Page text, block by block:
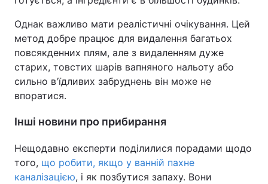
Однак важливо мати реалістичні очікування. Цей
метод добре працює для видалення багатьох
повсякденних плям, але з видаленням дуже
старих, товстих шарів вапняного нальоту або
сильно в'їдливих забруднень він може не
впоратися.
Інші новини про прибирання
Нещодавно експерти поділилися порадами щодо
того, що робити, якщо у ванній пахне
каналізацією, і як позбутися запаху. Вони